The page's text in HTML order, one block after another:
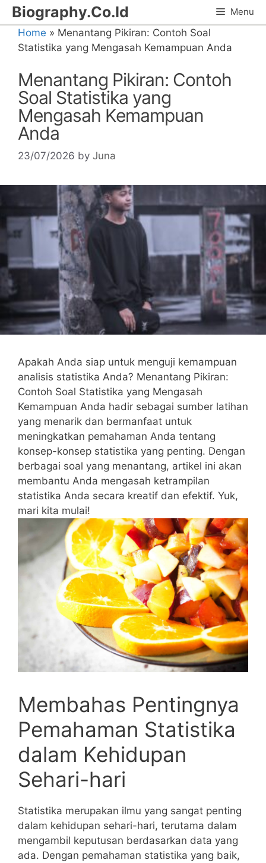
Skip
to
content
Biography.Co.Id Menu
Home » Menantang Pikiran: Contoh Soal
Statistika yang Mengasah Kemampuan Anda
Menantang Pikiran: Contoh
Soal Statistika yang
Mengasah Kemampuan
Anda
23/07/2026 by Juna
Apakah Anda ⁤siap untuk​ menguji kemampuan
analisis statistika ‌Anda?⁤ Menantang⁣ Pikiran:
Contoh Soal Statistika yang Mengasah
Kemampuan​ Anda⁢ hadir‍ sebagai sumber latihan
‌yang ⁤menarik dan bermanfaat untuk
meningkatkan⁢ pemahaman Anda tentang
konsep-konsep ​statistika yang penting. ‍Dengan
⁢berbagai ​soal yang menantang, ​artikel ini akan
membantu Anda mengasah ketrampilan
statistika Anda secara ⁢kreatif ‍dan efektif. Yuk,
mari‌ kita⁢ mulai!
Membahas Pentingnya
Pemahaman Statistika
dalam ⁢Kehidupan
‍Sehari-hari
Statistika merupakan ilmu yang​ sangat penting
dalam ⁣kehidupan sehari-hari, ⁣terutama⁢ dalam
‌mengambil keputusan berdasarkan data yang
ada. Dengan ‍pemahaman statistika yang‌ baik,